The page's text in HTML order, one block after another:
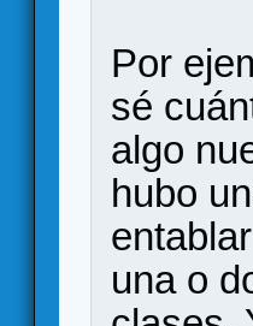
Por
sé
algo
hubo
una o